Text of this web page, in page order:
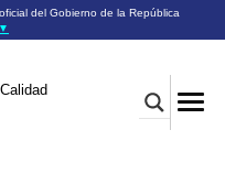
del Gobierno de la República
▼
o .gov.do
.gov.do seguros utilizan